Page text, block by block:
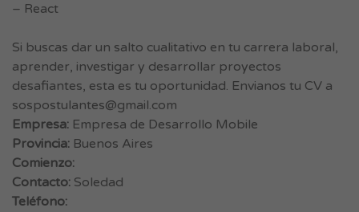
– React
Si buscas dar un salto cualitativo en tu carrera laboral,
aprender, investigar y desarrollar proyectos
desafiantes, esta es tu oportunidad. Envianos tu CV a
sospostulantes@gmail.com
Empresa: Empresa de Desarrollo Mobile
Provincia: Buenos Aires
Comienzo:
Contacto: Soledad
Teléfono: